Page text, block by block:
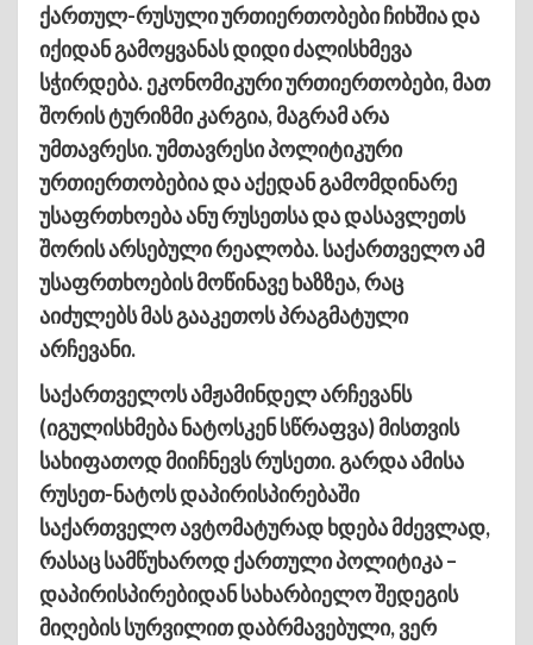
ქართულ-რუსული ურთიერთობები ჩიხშია და
იქიდან გამოყვანას დიდი ძალისხმევა
სჭირდება. ეკონომიკური ურთიერთობები, მათ
შორის ტურიზმი კარგია, მაგრამ არა
უმთავრესი. უმთავრესი პოლიტიკური
ურთიერთობებია და აქედან გამომდინარე
უსაფრთხოება ანუ რუსეთსა და დასავლეთს
შორის არსებული რეალობა. საქართველო ამ
უსაფრთხოების მოწინავე ხაზზეა, რაც
აიძულებს მას გააკეთოს პრაგმატული
არჩევანი.
საქართველოს ამჟამინდელ არჩევანს
(იგულისხმება ნატოსკენ სწრაფვა) მისთვის
სახიფათოდ მიიჩნევს რუსეთი. გარდა ამისა
რუსეთ-ნატოს დაპირისპირებაში
საქართველო ავტომატურად ხდება მძევლად,
რასაც სამწუხაროდ ქართული პოლიტიკა –
დაპირისპირებიდან სახარბიელო შედეგის
მიღების სურვილით დაბრმავებული, ვერ